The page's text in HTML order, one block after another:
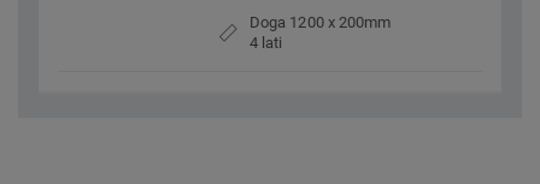
Doga 1200 x 200mm
4 lati